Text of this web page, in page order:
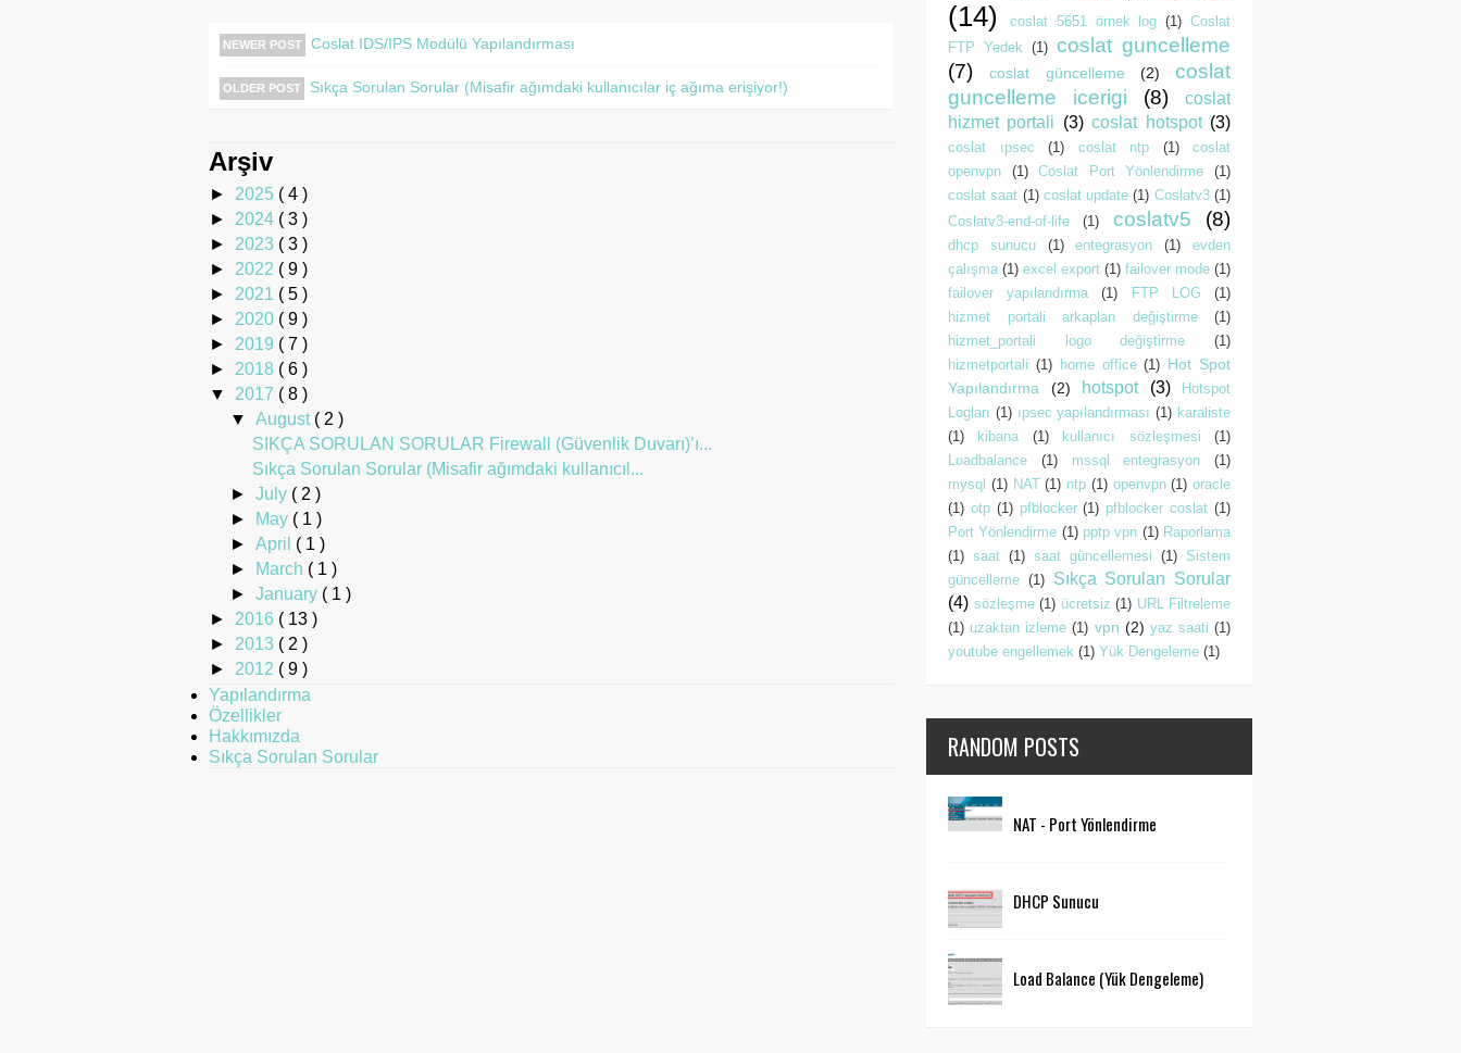
NEWER POST Coslat IDS/IPS Modülü Yapılandırması
OLDER POST Sıkça Sorulan Sorular (Misafir ağımdaki kullanıcılar iç ağıma erişiyor!)
Arşiv
► 2025 ( 4 )
► 2024 ( 3 )
► 2023 ( 3 )
► 2022 ( 9 )
► 2021 ( 5 )
► 2020 ( 9 )
► 2019 ( 7 )
► 2018 ( 6 )
▼ 2017 ( 8 )
▼August ( 2 )
SIKÇA SORULAN SORULAR Firewall (Güvenlik Duvarı)’ı...
Sıkça Sorulan Sorular (Misafir ağımdaki kullanıcıl...
►July ( 2 )
►
May ( 1 )
►April ( 1 )
►
March ( 1 )
►January ( 1 )
► 2016 ( 13 )
► 2013 ( 2 )
► 2012 ( 9 )
Yapılandırma
Özellikler
Hakkımızda
Sıkça Sorulan Sorular
(14)
coslat 5651 örnek log (1) Coslat
FTP Yedek (1) coslat guncelleme
(7)
coslat güncelleme (2)
coslat
guncelleme icerigi
(8)
coslat
hizmet portali (3) coslat hotspot (3)
coslat ıpsec (1) coslat ntp (1)
coslat
openvpn
(1) Coslat Port Yönlendirme
(1)
coslat saat (1) coslat update (1) Coslatv3 (1)
Coslatv3-end-of-life
(1) coslatv5 (8)
dhcp sunucu (1) entegrasyon (1)
evden
çalışma (1) excel export (1) failover mode (1)
failover yapılandırma
(1) FTP LOG
(1)
hizmet portali arkaplan değiştirme
(1)
hizmet_portali logo değiştirme
(1)
hizmetportali (1) home office (1) Hot Spot
Yapılandırma
(2) hotspot (3)
Hotspot
Logları (1) ıpsec yapılandırması (1) karaliste
(1)
kibana (1) kullanıcı sözleşmesi
(1)
Loadbalance
(1) mssql entegrasyon
(1)
mysql (1) NAT (1) ntp (1) openvpn (1) oracle
(1) otp (1) pfblocker (1) pfblocker coslat (1)
Port Yönlendirme (1) pptp vpn (1) Raporlama
(1) saat (1) saat güncellemesi (1) Sistem
güncelleme (1)
Sıkça Sorulan Sorular
(4) sözleşme (1) ücretsiz (1) URL Filtreleme
(1) uzaktan izleme (1) vpn (2) yaz saati (1)
youtube engellemek (1) Yük Dengeleme (1)
RANDOM POSTS
NAT - Port Yönlendirme
DHCP Sunucu
Load Balance (Yük Dengeleme)